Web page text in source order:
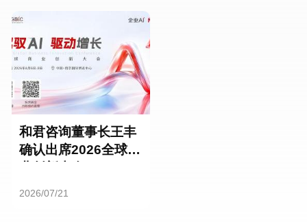
和君咨询董事长王丰
确认出席2026全球商
2026/07/21